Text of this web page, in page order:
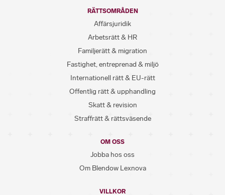
RÄTTSOMRÅDEN
Affärsjuridik
Arbetsrätt & HR
Familjerätt & migration
Fastighet, entreprenad & miljö
Internationell rätt & EU-rätt
Offentlig rätt & upphandling
Skatt & revision
Straffrätt & rättsväsende
OM OSS
Jobba hos oss
Om Blendow Lexnova
VILLKOR